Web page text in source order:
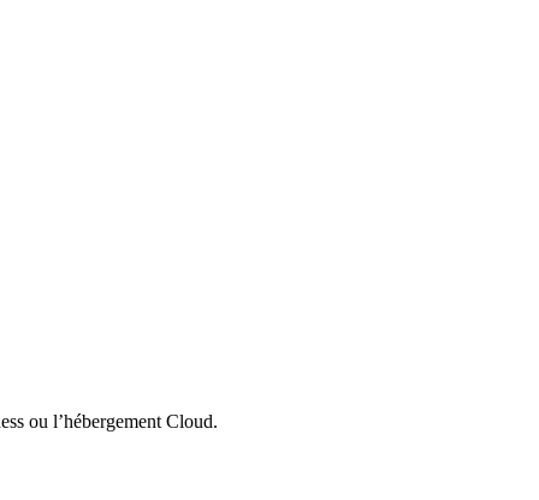
ou l’hébergement Cloud.